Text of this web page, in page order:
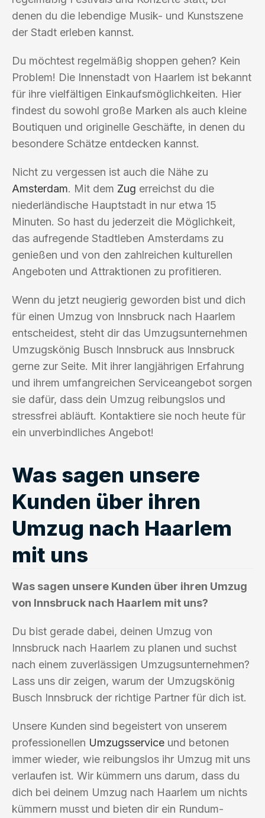
denen du die lebendige Musik- und Kunstszene
der Stadt erleben kannst.
Du möchtest regelmäßig shoppen gehen? Kein
Problem! Die Innenstadt von Haarlem ist bekannt
für ihre vielfältigen Einkaufsmöglichkeiten. Hier
findest du sowohl große Marken als auch kleine
Boutiquen und originelle Geschäfte, in denen du
besondere Schätze entdecken kannst.
Nicht zu vergessen ist auch die Nähe zu
Amsterdam. Mit dem Zug erreichst du die
niederländische Hauptstadt in nur etwa 15
Minuten. So hast du jederzeit die Möglichkeit,
das aufregende Stadtleben Amsterdams zu
genießen und von den zahlreichen kulturellen
Angeboten und Attraktionen zu profitieren.
Wenn du jetzt neugierig geworden bist und dich
für einen Umzug von Innsbruck nach Haarlem
entscheidest, steht dir das Umzugsunternehmen
Umzugskönig Busch Innsbruck aus Innsbruck
gerne zur Seite. Mit ihrer langjährigen Erfahrung
und ihrem umfangreichen Serviceangebot sorgen
sie dafür, dass dein Umzug reibungslos und
stressfrei abläuft. Kontaktiere sie noch heute für
ein unverbindliches Angebot!
Was sagen unsere
Kunden über ihren
Umzug nach Haarlem
mit uns
Was sagen unsere Kunden über ihren Umzug
von Innsbruck nach Haarlem mit uns?
Du bist gerade dabei, deinen Umzug von
Innsbruck nach Haarlem zu planen und suchst
nach einem zuverlässigen Umzugsunternehmen?
Lass uns dir zeigen, warum der Umzugskönig
Busch Innsbruck der richtige Partner für dich ist.
Unsere Kunden sind begeistert von unserem
professionellen Umzugsservice und betonen
immer wieder, wie reibungslos ihr Umzug mit uns
verlaufen ist. Wir kümmern uns darum, dass du
dich bei deinem Umzug nach Haarlem um nichts
kümmern musst und bieten dir ein Rundum-